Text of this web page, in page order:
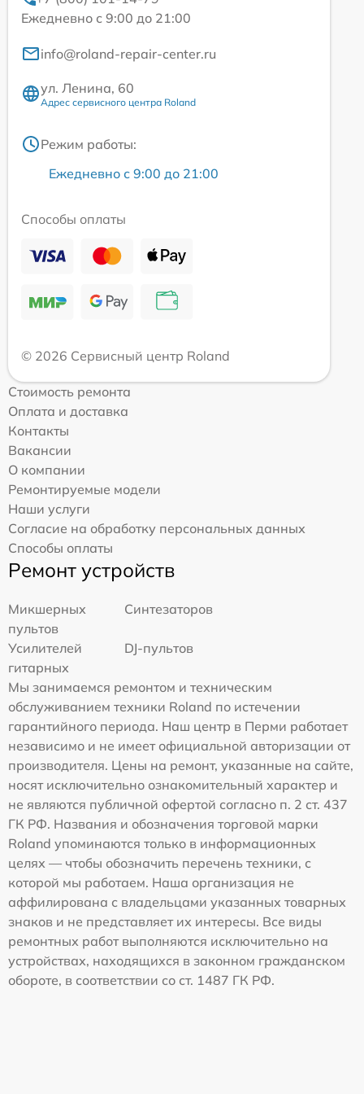
Ежедневно с 9:00 до 21:00
info@roland-repair-center.ru
ул. Ленина, 60
Адрес сервисного центра Roland
Режим работы:
Ежедневно с 9:00 до 21:00
Способы оплаты
© 2026 Сервисный центр Roland
Стоимость ремонта
Оплата и доставка
Контакты
Вакансии
О компании
Ремонтируемые модели
Наши услуги
Согласие на обработку персональных данных
Способы оплаты
Ремонт устройств
Микшерных
пультов
Синтезаторов
Усилителей
гитарных
DJ-пультов
Мы занимаемся ремонтом и техническим
обслуживанием техники Roland по истечении
гарантийного периода. Наш центр в Перми работает
независимо и не имеет официальной авторизации от
производителя. Цены на ремонт, указанные на сайте,
носят исключительно ознакомительный характер и
не являются публичной офертой согласно п. 2 ст. 437
ГК РФ. Названия и обозначения торговой марки
Roland упоминаются только в информационных
целях — чтобы обозначить перечень техники, с
которой мы работаем. Наша организация не
аффилирована с владельцами указанных товарных
знаков и не представляет их интересы. Все виды
ремонтных работ выполняются исключительно на
устройствах, находящихся в законном гражданском
обороте, в соответствии со ст. 1487 ГК РФ.